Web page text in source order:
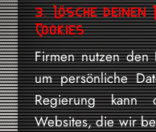
3. Lösche
Cookies
Firmen nutzen den
um persönliche
Regierung kann
Websites, die wir